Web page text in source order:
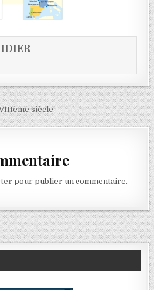
siècle
pour publier un commentaire.